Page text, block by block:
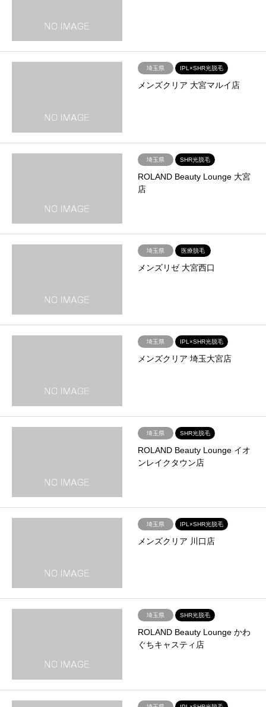
埼玉県 IPL×SHR光脱毛
メンズクリア 大宮マルイ店
埼玉県 SHR光脱毛
ROLAND Beauty Lounge 大宮
店
埼玉県 医療脱毛
メンズリゼ 大宮西口
埼玉県 IPL×SHR光脱毛
メンズクリア 埼玉大宮店
埼玉県 SHR光脱毛
ROLAND Beauty Lounge イオ
ンレイクタウン店
埼玉県 IPL×SHR光脱毛
メンズクリア 川口店
埼玉県 SHR光脱毛
ROLAND Beauty Lounge かわ
ぐちキャスティ店